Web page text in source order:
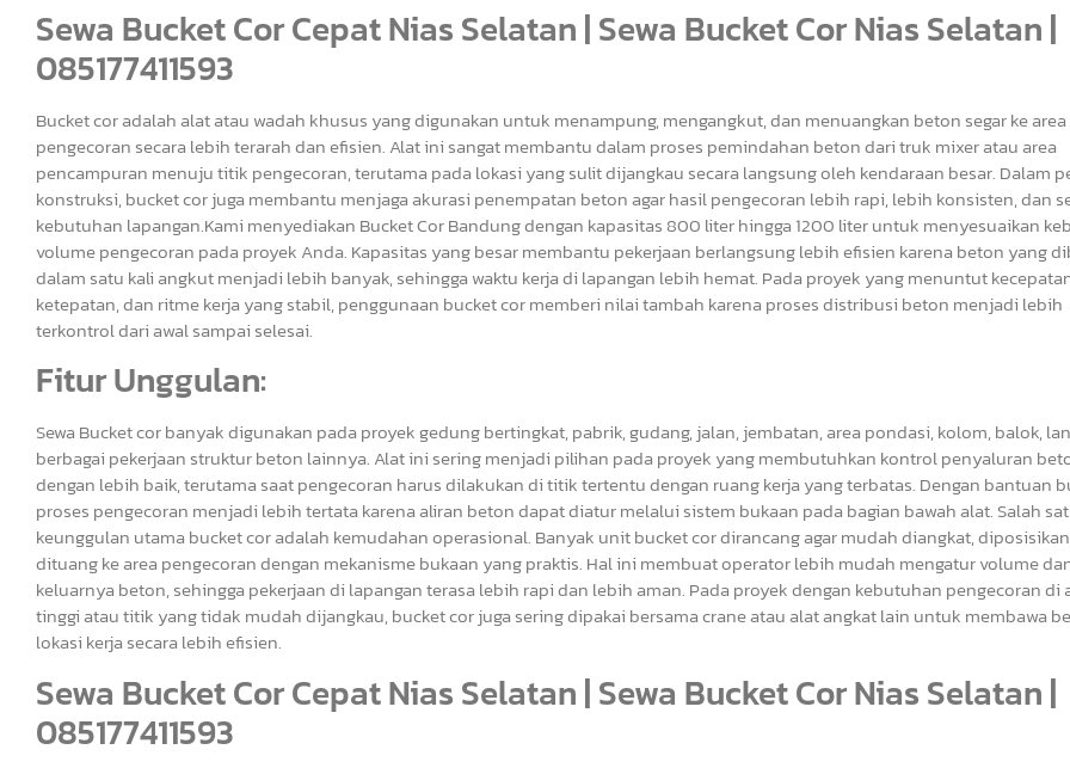
Sewa Bucket Cor Cepat Nias Selatan | Sewa Bucket Cor Nias Selatan |
085177411593
Bucket cor adalah alat atau wadah khusus yang digunakan untuk menampung, mengangkut, dan menuangkan beton segar ke area
pengecoran secara lebih terarah dan efisien. Alat ini sangat membantu dalam proses pemindahan beton dari truk mixer atau area
pencampuran menuju titik pengecoran, terutama pada lokasi yang sulit dijangkau secara langsung oleh kendaraan besar. Dalam
konstruksi, bucket cor juga membantu menjaga akurasi penempatan beton agar hasil pengecoran lebih rapi, lebih konsisten, dan
kebutuhan lapangan.Kami menyediakan Bucket Cor Bandung dengan kapasitas 800 liter hingga 1200 liter untuk menyesuaikan
volume pengecoran pada proyek Anda. Kapasitas yang besar membantu pekerjaan berlangsung lebih efisien karena beton yang
dalam satu kali angkut menjadi lebih banyak, sehingga waktu kerja di lapangan lebih hemat. Pada proyek yang menuntut
ketepatan, dan ritme kerja yang stabil, penggunaan bucket cor memberi nilai tambah karena proses distribusi beton menjadi lebih
terkontrol dari awal sampai selesai.
Fitur Unggulan:
Sewa Bucket cor banyak digunakan pada proyek gedung bertingkat, pabrik, gudang, jalan, jembatan, area pondasi, kolom, balok,
berbagai pekerjaan struktur beton lainnya. Alat ini sering menjadi pilihan pada proyek yang membutuhkan kontrol penyaluran
dengan lebih baik, terutama saat pengecoran harus dilakukan di titik tertentu dengan ruang kerja yang terbatas. Dengan bantuan
proses pengecoran menjadi lebih tertata karena aliran beton dapat diatur melalui sistem bukaan pada bagian bawah alat. Salah
keunggulan utama bucket cor adalah kemudahan operasional. Banyak unit bucket cor dirancang agar mudah diangkat,
dituang ke area pengecoran dengan mekanisme bukaan yang praktis. Hal ini membuat operator lebih mudah mengatur volume
keluarnya beton, sehingga pekerjaan di lapangan terasa lebih rapi dan lebih aman. Pada proyek dengan kebutuhan pengecoran di
tinggi atau titik yang tidak mudah dijangkau, bucket cor juga sering dipakai bersama crane atau alat angkat lain untuk membawa
lokasi kerja secara lebih efisien.
Sewa Bucket Cor Cepat Nias Selatan | Sewa Bucket Cor Nias Selatan |
085177411593